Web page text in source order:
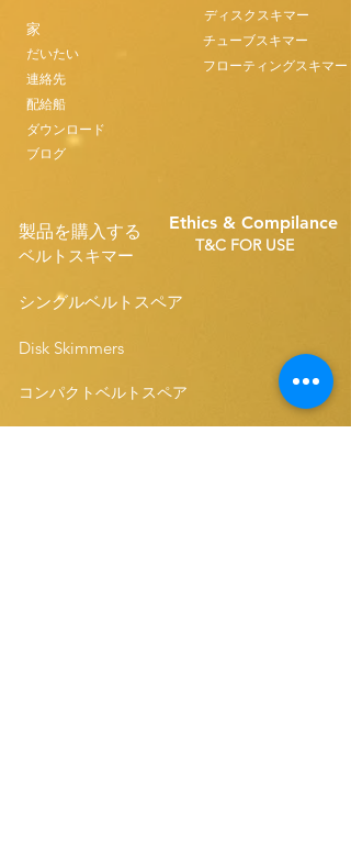
家
だいたい
連絡先
配給船
ダウンロード
ブログ
ディスクスキマー
チューブスキマー
フローティングスキマー
製品を購入する
ベルトスキマー
Ethics & Compilance
T&C FOR USE
シングルベルトスペア
Disk Skimmers
コンパクトベルトスペア